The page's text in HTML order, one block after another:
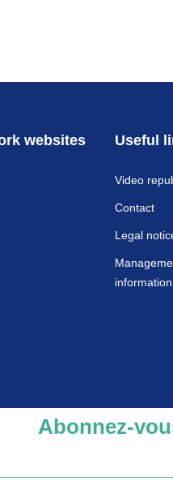
websites Useful
Video
Contact
Legal
information
Abonnez-